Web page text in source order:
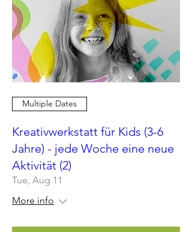
Multiple Dates
Kreativwerkstatt für Kids (3-6
Jahre) - jede Woche eine neue
Aktivität (2)
Tue, Aug 11
More info